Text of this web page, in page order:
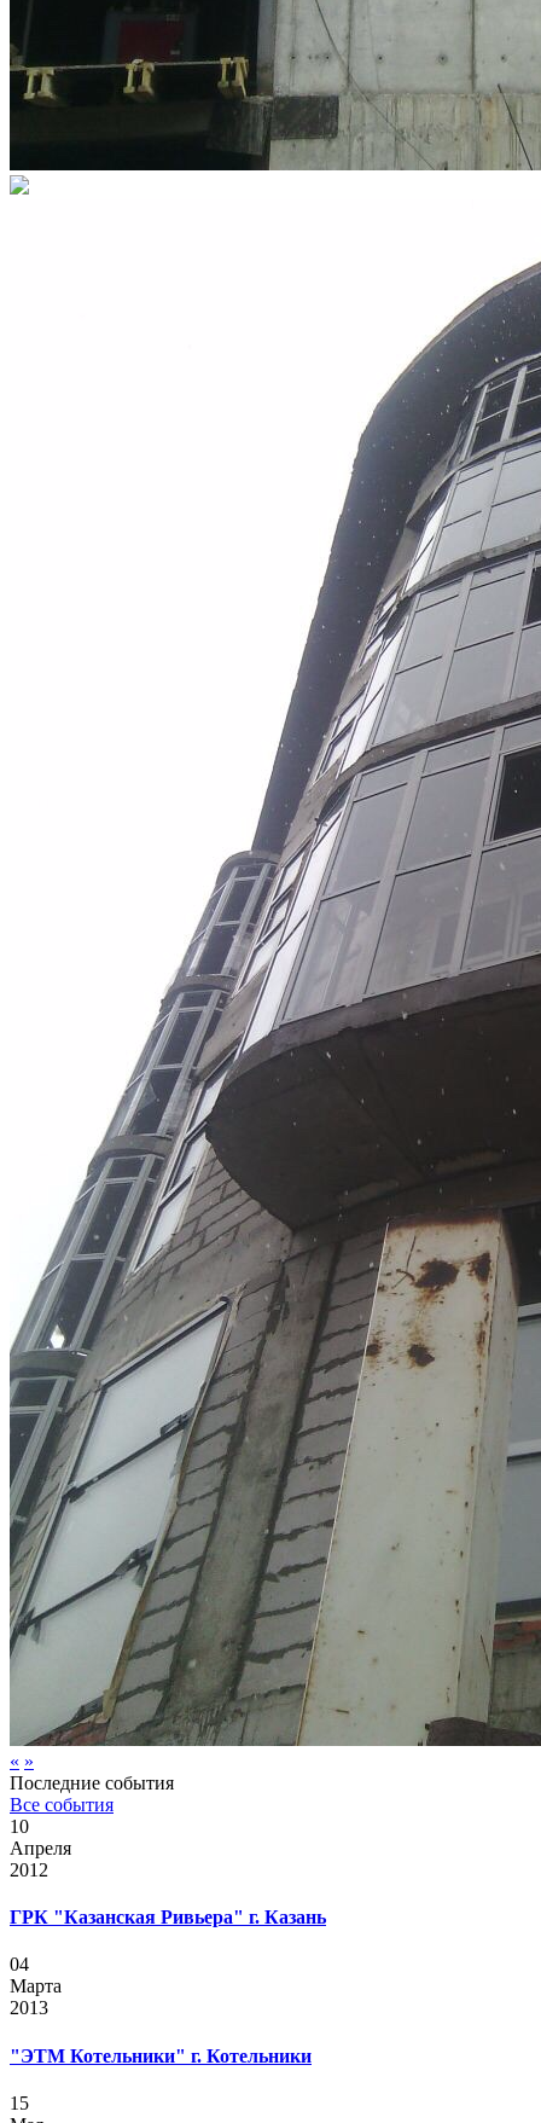
« »
Последние события
Все события
10
Апреля
2012
ГРК "Казанская Ривьера" г. Казань
04
Марта
2013
"ЭТМ Котельники" г. Котельники
15